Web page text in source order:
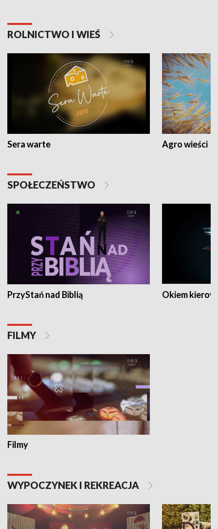
ROLNICTWO I WIEŚ
Sera warte Agro wieści
SPOŁECZEŃSTWO
PrzyStań nad Biblią Okiem
FILMY
Filmy
WYPOCZYNEK I REKREACJA